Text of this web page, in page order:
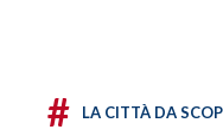
# LA CITTÀ DA